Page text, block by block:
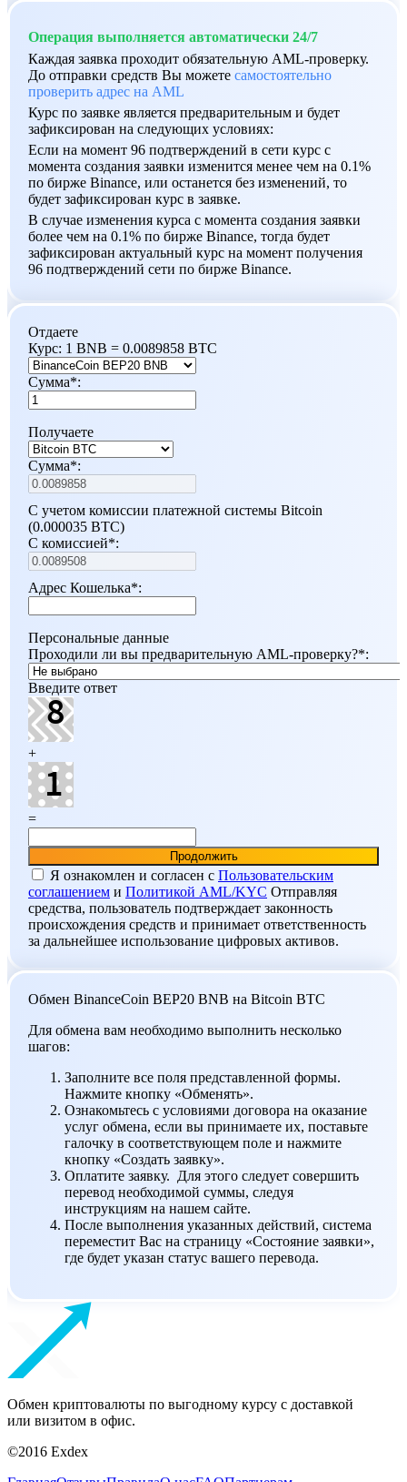
Операция выполняется автоматически 24/7
Каждая заявка проходит обязательную AML-проверку.
До отправки средств Вы можете самостоятельно
проверить адрес на AML
Курс по заявке является предварительным и будет
зафиксирован на следующих условиях:
Если на момент 96 подтверждений в сети курс с
момента создания заявки изменится менее чем на 0.1%
по бирже Binance, или останется без изменений, то
будет зафиксирован курс в заявке.
В случае изменения курса с момента создания заявки
более чем на 0.1% по бирже Binance, тогда будет
зафиксирован актуальный курс на момент получения
96 подтверждений сети по бирже Binance.
Отдаете
Курс: 1 BNB = 0.0089858 BTC
Сумма*:
Получаете
Сумма*:
С учетом комиссии платежной системы Bitcoin
(0.000035 BTC)
С комиссией*:
Адрес Кошелька*:
Персональные данные
Проходили ли вы предварительную AML-проверку?*:
Введите ответ
+
=
Я ознакомлен и согласен c Пользовательским
соглашением и Политикой AML/KYC Отправляя
средства, пользователь подтверждает законность
происхождения средств и принимает ответственность
за дальнейшее использование цифровых активов.
Обмен BinanceCoin BEP20 BNB на Bitcoin BTC
Для обмена вам необходимо выполнить несколько
шагов:
Заполните все поля представленной формы.
Нажмите кнопку «Обменять».
Ознакомьтесь с условиями договора на оказание
услуг обмена, если вы принимаете их, поставьте
галочку в соответствующем поле и нажмите
кнопку «Создать заявку».
Оплатите заявку. Для этого следует совершить
перевод необходимой суммы, следуя
инструкциям на нашем сайте.
После выполнения указанных действий, система
переместит Вас на страницу «Состояние заявки»,
где будет указан статус вашего перевода.
Обмен криптовалюты по выгодному курсу с доставкой
или визитом в офис.
©2016 Exdex